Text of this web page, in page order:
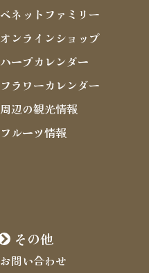
ベネットファミリー
オンラインショップ
ハーブカレンダー
フラワーカレンダー
周辺の観光情報
フルーツ情報
その他
お問い合わせ